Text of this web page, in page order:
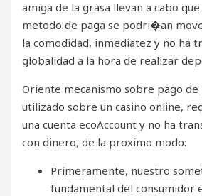
amiga de la grasa llevan a cabo
metodo de paga se podri�an
la comodidad, inmediatez y no ha
globalidad a la hora de realizar
Oriente mecanismo sobre pago
utilizado sobre un casino online,
una cuenta ecoAccount y no ha
con dinero, de la proximo modo:
Primeramente, nuestro
fundamental del consumidor